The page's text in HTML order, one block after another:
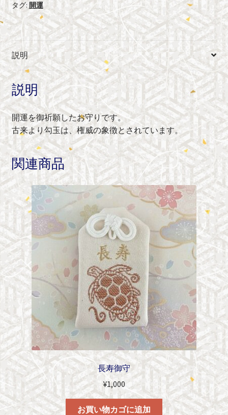
守
（ブ
ル
ー）
個
タグ: 開運
説明
説明
開運を御祈願したお守りです。
古来より勾玉は、権威の象徴とされています。
関連商品
長寿御守
¥1,000
お買い物カゴに追加